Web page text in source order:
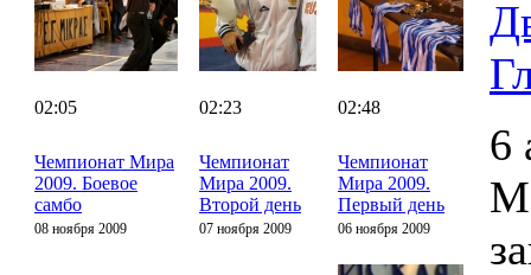
02:05
Чемпионат Мира
2009. Боевое
самбо
08 ноября 2009
02:23
Чемпионат
Мира 2009.
Второй день
07 ноября 2009
02:48
Чемпионат
Мира 2009.
Первый день
06 ноября 2009
6